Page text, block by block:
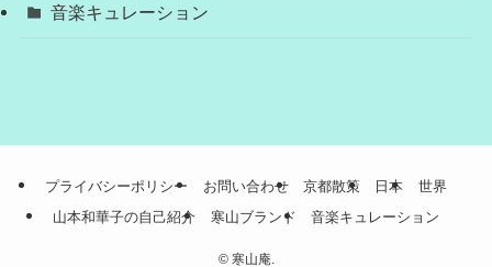
音楽キュレーション
プライバシーポリシー お問い合わせ 京都散策 日本
世界
山本和華子の自己紹介
寒山ブランド 音楽キュレーション
©寒山庵.